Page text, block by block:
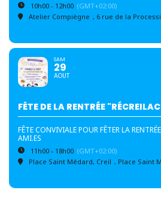
10h00 - 12h00 (GMT+02:00)
Atelier Compiègne , 6 rue de la
SAM
29
AOUT
FÊTE DE LA RENTRÉE
FÊTE CONVIVIALE POUR FÊTER LA
AMI.ES
11h00 - 18h00 (GMT+02:00)
Place Saint Médard, Creil , Place Saint